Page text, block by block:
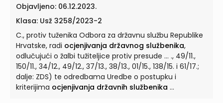
Objavljeno: 06.12.2023.
Klasa: Usž 3258/2023-2
C., protiv tuženika Odbora za državnu službu Republike
Hrvatske, radi ocjenjivanja državnog službenika,
odlučujući o žalbi tužiteljice protiv presude ... ., 49/11.,
150/11., 34/12., 49/12., 37/13., 38/13., 01/15., 138/15. i 61/17.;
dalje: ZDS) te odredbama Uredbe o postupku i
kriterijima ocjenjivanja državnih službenika ...